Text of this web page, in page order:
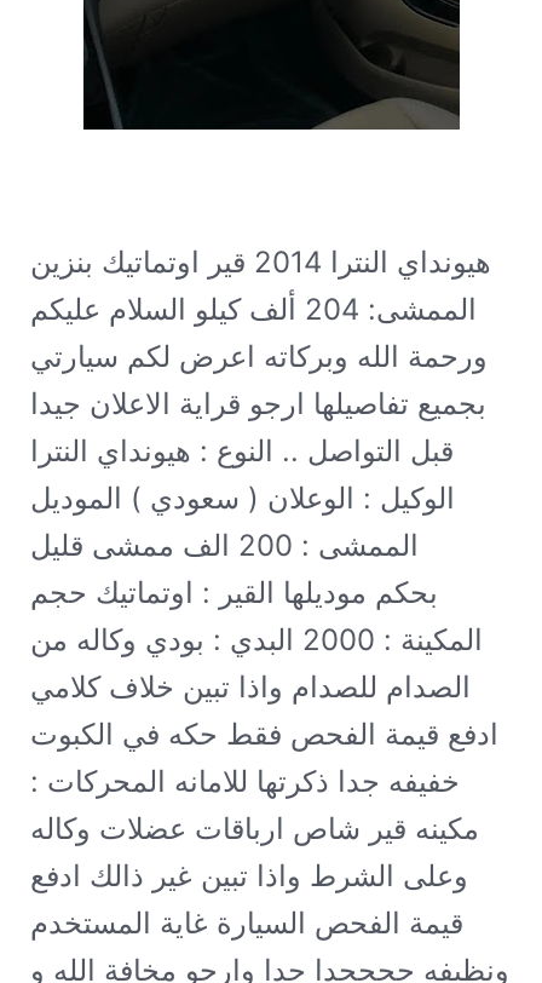
هيونداي النترا 2014 قير اوتماتيك بنزين
الممشى: 204 ألف كيلو
السلام عليكم
ورحمة الله وبركاته اعرض لكم سيارتي
بجميع تفاصيلها ارجو قراية الاعلان جيدا
قبل التواصل .. النوع : هيونداي النترا
الوكيل : الوعلان ( سعودي ) الموديل
2014 الممشى : 200 الف ممشى قليل
بحكم موديلها القير : اوتماتيك حجم
المكينة : 2000 البدي : بودي وكاله من
الصدام للصدام واذا تبين خلاف كلامي
ادفع قيمة الفحص فقط حكه في الكبوت
خفيفه جدا ذكرتها للامانه المحركات :
مكينه قير شاص ارباقات عضلات وكاله
وعلى الشرط واذا تبين غير ذالك ادفع
قيمة الفحص السيارة غاية المستخدم
ونظيفه ججججدا جدا وارجو مخافة الله و